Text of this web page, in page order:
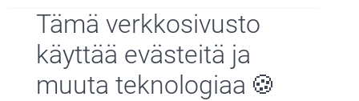
Tämä verkkosivusto
käyttää evästeitä ja
muuta teknologiaa
Tyytyväisyystakuu